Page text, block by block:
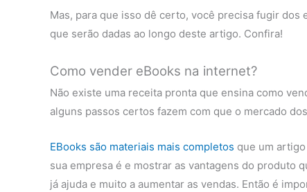
Mas, para que isso dê certo, você precisa fugir
que serão dadas ao longo deste artigo. Confira!
Como vender eBooks na internet?
Não existe uma receita pronta que ensina como
alguns passos certos fazem com que o mercado
EBooks são materiais mais completos que um
sua empresa é e mostrar as vantagens do produto
já ajuda e muito a aumentar as vendas. Então é